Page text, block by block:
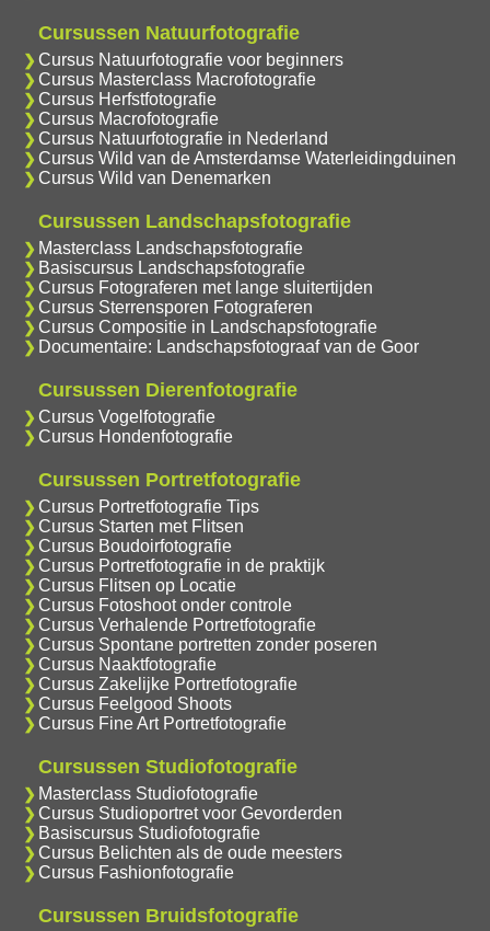
Cursussen Natuurfotografie
Cursus Natuurfotografie voor beginners
Cursus Masterclass Macrofotografie
Cursus Herfstfotografie
Cursus Macrofotografie
Cursus Natuurfotografie in Nederland
Cursus Wild van de Amsterdamse Waterleidingduinen
Cursus Wild van Denemarken
Cursussen Landschapsfotografie
Masterclass Landschapsfotografie
Basiscursus Landschapsfotografie
Cursus Fotograferen met lange sluitertijden
Cursus Sterrensporen Fotograferen
Cursus Compositie in Landschapsfotografie
Documentaire: Landschapsfotograaf van de Goor
Cursussen Dierenfotografie
Cursus Vogelfotografie
Cursus Hondenfotografie
Cursussen Portretfotografie
Cursus Portretfotografie Tips
Cursus Starten met Flitsen
Cursus Boudoirfotografie
Cursus Portretfotografie in de praktijk
Cursus Flitsen op Locatie
Cursus Fotoshoot onder controle
Cursus Verhalende Portretfotografie
Cursus Spontane portretten zonder poseren
Cursus Naaktfotografie
Cursus Zakelijke Portretfotografie
Cursus Feelgood Shoots
Cursus Fine Art Portretfotografie
Cursussen Studiofotografie
Masterclass Studiofotografie
Cursus Studioportret voor Gevorderden
Basiscursus Studiofotografie
Cursus Belichten als de oude meesters
Cursus Fashionfotografie
Cursussen Bruidsfotografie